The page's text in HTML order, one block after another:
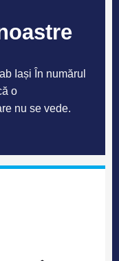
Iași În numărul
o
nu se vede.